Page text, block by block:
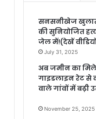
सनसनीखेज
की सुनियोजित
जेल में!(देखें
July 31, 2025
अब जमीन का
गाइडलाइन रेट से
वाले गांवों में बढ़ी
November 25, 2025